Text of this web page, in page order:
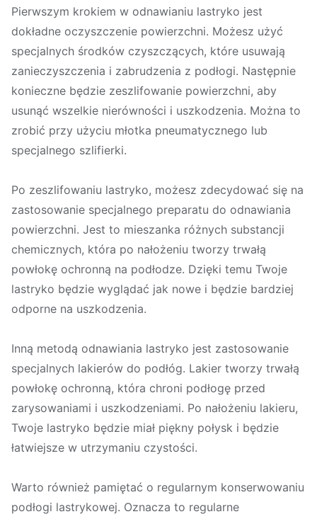
Pierwszym krokiem w odnawianiu lastryko jest
dokładne oczyszczenie powierzchni. Możesz użyć
specjalnych środków czyszczących, które usuwają
zanieczyszczenia i zabrudzenia z podłogi. Następnie
konieczne będzie zeszlifowanie powierzchni, aby
usunąć wszelkie nierówności i uszkodzenia. Można to
zrobić przy użyciu młotka pneumatycznego lub
specjalnego szlifierki.
Po zeszlifowaniu lastryko, możesz zdecydować się na
zastosowanie specjalnego preparatu do odnawiania
powierzchni. Jest to mieszanka różnych substancji
chemicznych, która po nałożeniu tworzy trwałą
powłokę ochronną na podłodze. Dzięki temu Twoje
lastryko będzie wyglądać jak nowe i będzie bardziej
odporne na uszkodzenia.
Inną metodą odnawiania lastryko jest zastosowanie
specjalnych lakierów do podłóg. Lakier tworzy trwałą
powłokę ochronną, która chroni podłogę przed
zarysowaniami i uszkodzeniami. Po nałożeniu lakieru,
Twoje lastryko będzie miał piękny połysk i będzie
łatwiejsze w utrzymaniu czystości.
Warto również pamiętać o regularnym konserwowaniu
podłogi lastrykowej. Oznacza to regularne